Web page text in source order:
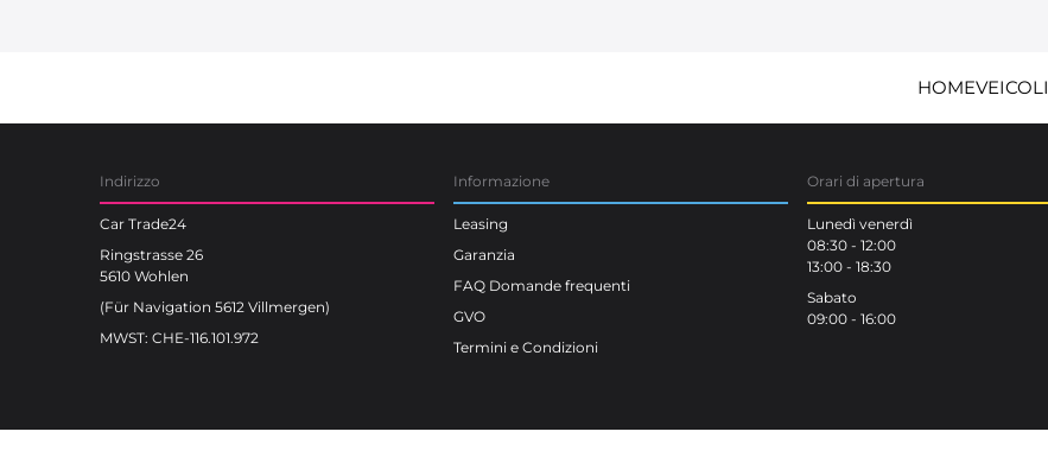
HOMEVEICOLI
Indirizzo
Car Trade24
Ringstrasse 26
5610 Wohlen
(Für Navigation 5612 Villmergen)
MWST: CHE-116.101.972
Informazione
Leasing
Garanzia
FAQ Domande frequenti
GVO
Termini e Condizioni
Orari di apertura
Lunedì venerdì
08:30 - 12:00
13:00 - 18:30
Sabato
09:00 - 16:00